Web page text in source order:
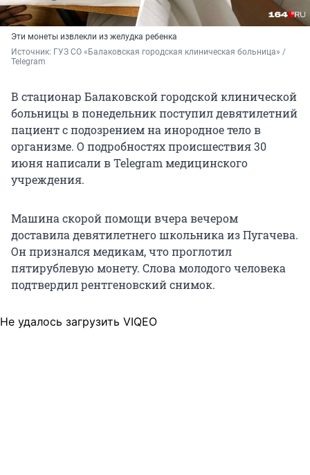
Эти монеты извлекли из желудка ребенка
Источник: ГУЗ СО «Балаковская городская клиническая больница» /
Telegram
В стационар Балаковской городской клинической
больницы в понедельник поступил девятилетний
пациент с подозрением на инородное тело в
организме. О подробностях происшествия 30
июня написали в Telegram медицинского
учреждения.
Машина скорой помощи вчера вечером
доставила девятилетнего школьника из Пугачева.
Он признался медикам, что проглотил
пятирублевую монету. Слова молодого человека
подтвердил рентгеновский снимок.
Не удалось загрузить VIQEO